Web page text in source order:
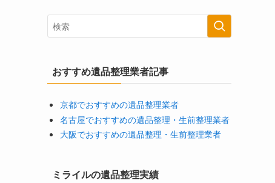
おすすめ遺品整理業者記事
京都でおすすめの遺品整理業者
名古屋でおすすめの遺品整理・生前整理業者
大阪でおすすめの遺品整理・生前整理業者
ミライルの遺品整理実績